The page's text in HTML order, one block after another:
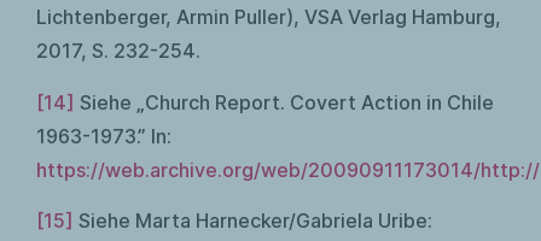
Lichtenberger, Armin Puller), VSA Verlag Hamburg,
2017, S. 232-254.
[14] Siehe „Church Report. Covert Action in Chile
1963-1973.” In:
https://web.archive.org/web/20090911173014/
[15] Siehe Marta Harnecker/Gabriela Uribe: